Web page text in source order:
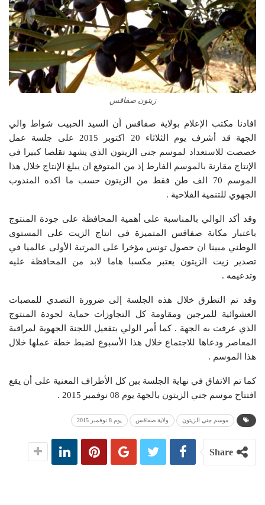
زيتون صفاقس
افادنا مكتب الإعلام بولاية صفاقس أن السيد الحبيب شواط والي
الجهة قد أشرف يوم الثلاثاء 20 اكتوبر 2015 على جلسة عمل
خصصت للاستعداد لموسم جني الزيتون الذي يشهد تقلصا كبيرا في
الإنتاج مقارنة بالموسم الفارط إذ من المتوقع ان يبلغ الإنتاج خلال هذا
الموسم 70 الف طن فقط من الزيتون حسب ما اكده المندوب
الجهوي للتنمية الفلاحية .
وقد أكد الوالي بالمناسبة على أهمية المحافظة على جودة المنتوج
باعتبار مكانة صفاقس المتميزة في انتاج الزيت على المستوى
الوطني مبينا ان حصول تونس مؤخرا على المرتبة الأولى عالميا في
تصدير زيت الزيتون يعتبر مكسبا هاما لابد من المحافظة عليه
وتدعيمه .
وقد تم التطرق خلال هذه الجلسة إلى ضرورة التصدي للمصبات
العشوائية للمرجين ومقاومة كل التجاوزات حماية لجودة المنتوج
الذي عرفت به الجهة . كما أمر الولي بتفعيل اللجنة الجهوية لمراقبة
المعاصر ودعاها للاجتماع خلال هذا الأسبوع لضبط خطة عملها خلال
هذا الموسم .
كما تم الاتفاق في نهاية الجلسة بين كل الأطراف المعنية على أن يقع
افتتاح موسم جني الزيتون بالجهة يوم 08 نوفمبر 2015 .
موسم جني الزيتون ولاية صفاقس يوم 8 نوفمبر 2015
Share